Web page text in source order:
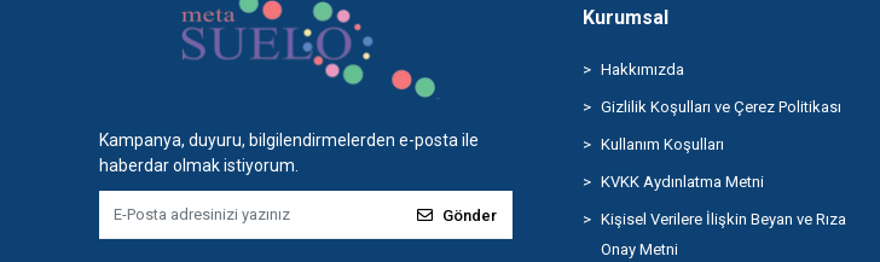
Kampanya, duyuru, bilgilendirmelerden e-posta ile
haberdar olmak istiyorum.
Gönder
Kurumsal
Hakkımızda
Gizlilik Koşulları ve Çerez Politikası
Kullanım Koşulları
KVKK Aydınlatma Metni
Kişisel Verilere İlişkin Beyan ve Rıza
Onay Metni